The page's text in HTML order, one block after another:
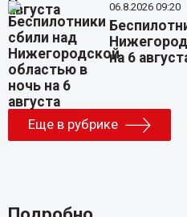
06.8.2026 09:20
на 6
Еще в рубрике